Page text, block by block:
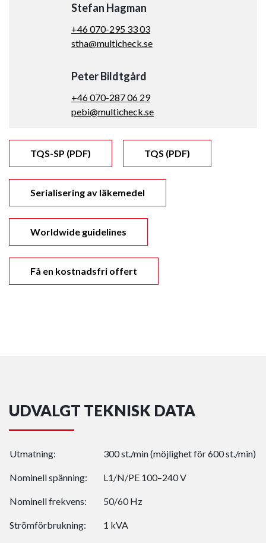
Stefan Hagman
+46 070-295 33 03
stha@multicheck.se
Peter Bildtgård
+46 070-287 06 29
pebi@multicheck.se
TQS-SP (PDF) TQS (PDF)
Serialisering av läkemedel
Worldwide guidelines
Få en kostnadsfri offert
UDVALGT TEKNISK DATA
Utmatning: 300 st./min (möjlighet för 600 st./min)
Nominell spänning: L1/N/PE 100–240 V
Nominell frekvens: 50/60 Hz
Strömförbrukning: 1 kVA